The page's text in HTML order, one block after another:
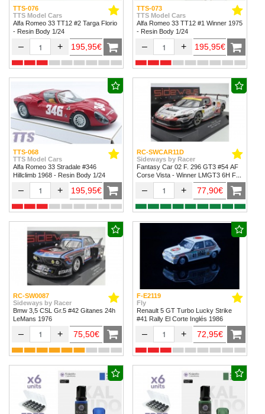
TTS-076
TTS Model Cars
Alfa Romeo 33 TT12 #2 Targa Florio
- Resin Body 1/24
– + 195,95€
TTS-073
TTS Model Cars
Alfa Romeo 33 TT12 #1 Winner 1975
- Resin Body 1/24
– + 195,95€
TTS-068
TTS Model Cars
Alfa Romeo 33 Stradale #346
Hillclimb 1968 - Resin Body 1/24
– + 195,95€
RC-SWCAR11D
Sideways by Racer
Fantasy Car 02 F. 296 GT3 #54 AF
Corse Vista - Winner LMGT3 6H Fuji
– + 77,90€
RC-SW0087
Sideways by Racer
Bmw 3,5 CSL Gr.5 #42 Gitanes 24h
LeMans 1976
– + 75,50€
F-E2119
Fly
Renault 5 GT Turbo Lucky Strike
#41 Rally El Corte Inglés 1986
– + 72,95€